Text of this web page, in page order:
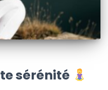
sérénité